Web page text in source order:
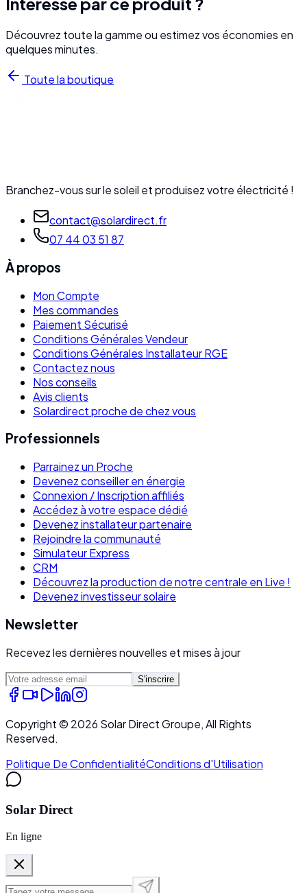
Découvrez toute la gamme ou estimez vos économies en
quelques minutes.
Toute la boutique
Branchez-vous sur le soleil et produisez votre électricité !
contact@solardirect.fr
07 44 03 51 87
À propos
Mon Compte
Mes commandes
Paiement Sécurisé
Conditions Générales Vendeur
Conditions Générales Installateur RGE
Contactez nous
Nos conseils
Avis clients
Solardirect proche de chez vous
Professionnels
Parrainez un Proche
Devenez conseiller en énergie
Connexion / Inscription affiliés
Accédez à votre espace dédié
Devenez installateur partenaire
Rejoindre la communauté
Simulateur Express
CRM
Découvrez la production de notre centrale en Live !
Devenez investisseur solaire
Newsletter
Recevez les dernières nouvelles et mises à jour
S'inscrire
Copyright © 2026 Solar Direct Groupe, All Rights
Reserved.
Politique De ConfidentialitéConditions d'Utilisation
Solar Direct
En ligne